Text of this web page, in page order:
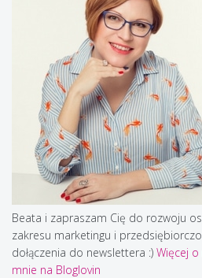
Beata i zapraszam Cię do rozwoju
zakresu marketingu i
dołączenia do newslettera :) Więcej o
mnie na Bloglovin